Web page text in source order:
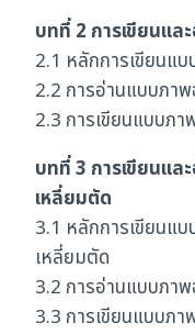
บทที่ 2 การเขียนแล
2.1 หลักการเขียนแ
2.2 การอ่านแบบภา
2.3 การเขียนแบบภา
บทที่ 3 การเขียนแล
เหลี่ยมตัด
3.1 หลักการเขียนแ
เหลี่ยมตัด
3.2 การอ่านแบบภา
3.3 การเขียนแบบภ